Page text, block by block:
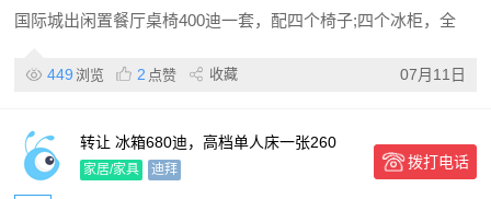
国际城出闲置餐厅桌椅400迪一套，配四个椅子;四个冰柜，全
449 浏览 2 点赞 收藏 07月11日
转让 冰箱680迪，高档单人床一张260
迪，洗衣机350迪
家居/家具 迪拜 拨打电话